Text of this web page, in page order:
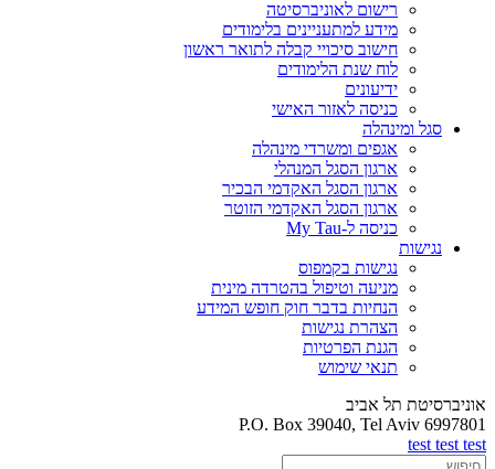
רישום לאוניברסיטה
מידע למתעניינים בלימודים
חישוב סיכויי קבלה לתואר ראשון
לוח שנת הלימודים
ידיעונים
כניסה לאזור האישי
סגל ומינהלה
אגפים ומשרדי מינהלה
ארגון הסגל המנהלי
ארגון הסגל האקדמי הבכיר
ארגון הסגל האקדמי הזוטר
כניסה ל-My Tau
נגישות
נגישות בקמפוס
מניעה וטיפול בהטרדה מינית
הנחיות בדבר חוק חופש המידע
הצהרת נגישות
הגנת הפרטיות
תנאי שימוש
אוניברסיטת תל אביב
P.O. Box 39040, Tel Aviv 6997801
test test test